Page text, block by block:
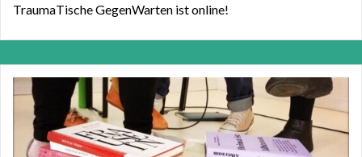
TraumaTische GegenWarten ist online!